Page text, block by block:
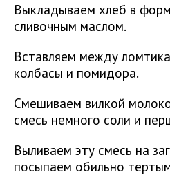
Выкладываем хлеб в
сливочным маслом.
Вставляем между
колбасы и помидора.
Смешиваем вилкой
смесь немного соли и
Выливаем эту смесь на
посыпаем обильно